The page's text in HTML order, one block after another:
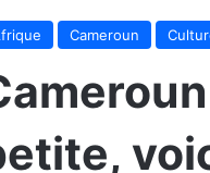
Cameroun